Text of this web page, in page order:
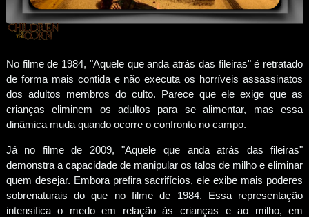
No filme de 1984, "Aquele que anda atrás das fileiras" é retratado
de forma mais contida e não executa os horríveis assassinatos
dos adultos membros do culto. Parece que ele exige que as
crianças eliminem os adultos para se alimentar, mas essa
dinâmica muda quando ocorre o confronto no campo.
Já no filme de 2009, "Aquele que anda atrás das fileiras"
demonstra a capacidade de manipular os talos de milho e eliminar
quem desejar. Embora prefira sacrifícios, ele exibe mais poderes
sobrenaturais do que no filme de 1984. Essa representação
intensifica o medo em relação às crianças e ao milho, em